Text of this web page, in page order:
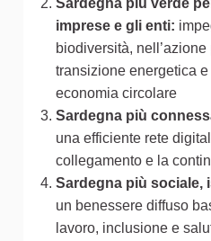
imprese e gli enti:
biodiversità,
transizione energetica
economia circolare
Sardegna più
una efficiente rete
collegamento e la
Sardegna più sociale,
un benessere diffuso
lavoro, inclusione e